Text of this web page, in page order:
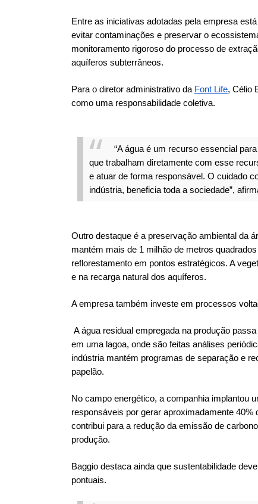
Entre as iniciativas adotadas pela empresa
evitar contaminações e preservar o
monitoramento rigoroso do processo de
aquíferos subterrâneos.
Para o diretor administrativo da Font Life, Célio
como uma responsabilidade coletiva.
“A água é um recurso essencial
que trabalham diretamente com esse
e atuar de forma responsável. O cuidado
indústria, beneficia toda a sociedade”,
Outro destaque é a preservação ambiental da
mantém mais de 1 milhão de metros
reflorestamento em pontos estratégicos. A
e na recarga natural dos aquíferos.
A empresa também investe em processos
A água residual empregada na produção
em uma lagoa, onde são feitas análises
indústria mantém programas de separação e
papelão.
No campo energético, a companhia implantou
responsáveis por gerar aproximadamente 40%
contribui para a redução da emissão de
produção.
Baggio destaca ainda que sustentabilidade
pontuais.